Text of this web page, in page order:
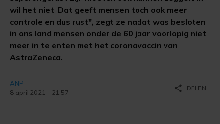
wil het niet. Dat geeft mensen toch ook meer
controle en dus rust", zegt ze nadat was besloten
in ons land mensen onder de 60 jaar voorlopig niet
meer in te enten met het coronavaccin van
AstraZeneca.
ANP
8 april 2021 - 21:57
share DELEN